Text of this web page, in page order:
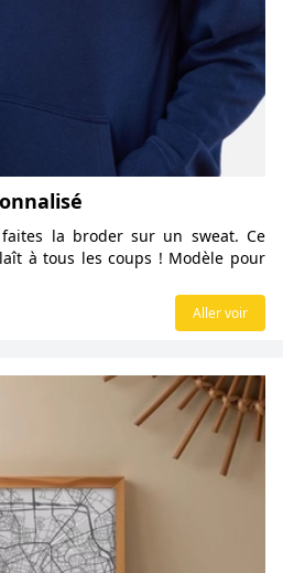
la broder sur un sweat. Ce
à tous les coups ! Modèle pour
Aller voir